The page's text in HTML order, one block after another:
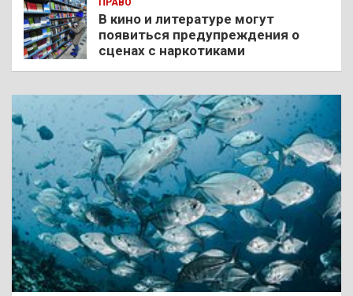
В кино и литературе могут
появиться предупреждения о
сценах с наркотиками